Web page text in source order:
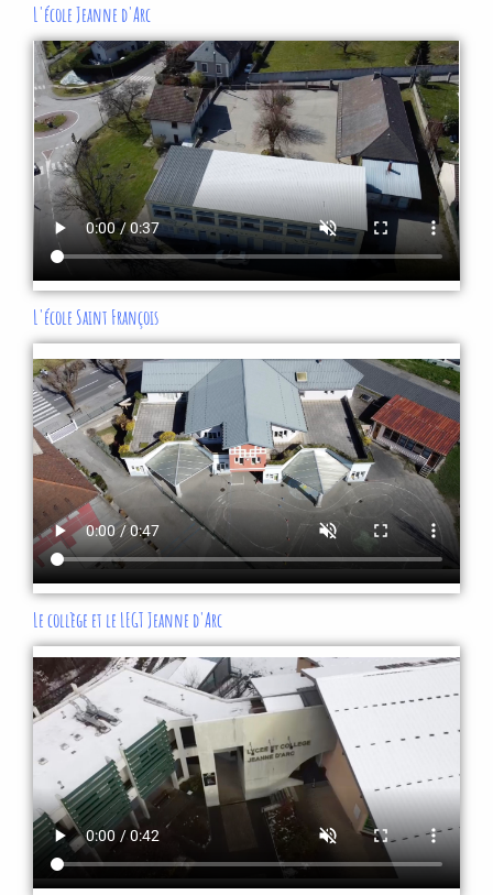
L'école Jeanne d'Arc
L'école Saint François
Le collège et le LEGT Jeanne d'Arc